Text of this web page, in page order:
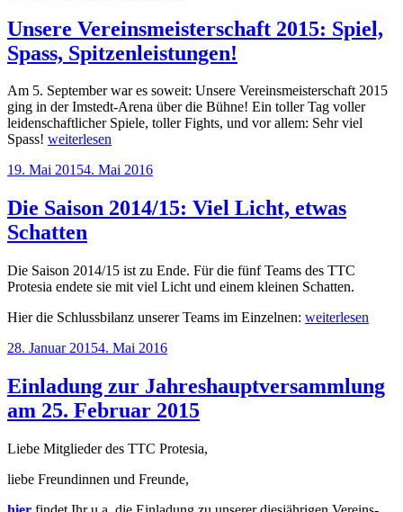
16“
Unsere Vereinsmeisterschaft 2015: Spiel,
Spass, Spitzenleistungen!
Am 5. September war es soweit: Unsere Vereinsmeisterschaft 2015
ging in der Imstedt-Arena über die Bühne! Ein toller Tag voller
leidenschaftlicher Spiele, toller Fights, und vor allem: Sehr viel
Spass! „Unsere
2015:
Spass,
Spitzenleistungen!“
weiterlesen
Veröffentlicht
19. Mai 20154. Mai 2016
Die Saison 2014/15: Viel Licht, etwas
Schatten
Die Saison 2014/15 ist zu Ende. Für die fünf Teams des TTC
Protesia endete sie mit viel Licht und einem kleinen Schatten.
Hier die Schlussbilanz unserer Teams im Einzelnen: „Die
Licht,
etwas
weiterlesen
Veröffentlicht
28. Januar 20154. Mai 2016
Einladung zur Jahreshauptversammlung
am 25. Februar 2015
Liebe Mitglieder des TTC Protesia,
liebe Freundinnen und Freunde,